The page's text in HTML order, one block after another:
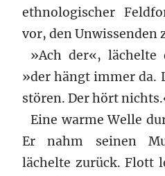
ethnologischer
vor, den Unwissenden
»Ach der«, lächelte
»der hängt immer da.
stören. Der hört
Eine warme Welle
Er nahm seinen
lächelte zurück. Flott